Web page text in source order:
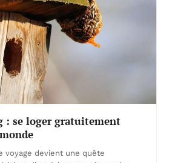
: se loger gratuitement
voyage devient une quête